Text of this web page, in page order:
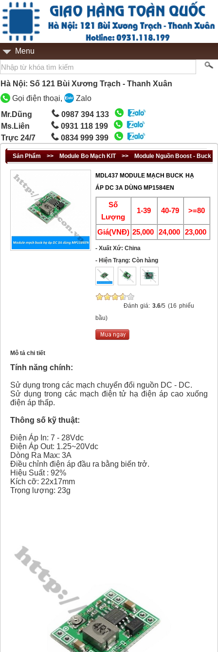
Menu
Hà Nội: Số 121 Bùi Xương Trạch - Thanh Xuân
Gọi điện thoại,
Zalo
Mr.Dũng
0987 394 133
Ms.Liên
0931 118 199
Trực 24/7
0834 999 399
Sản Phẩm >> Module Bo Mạch KIT>> Module Nguồn Boost - Buck
MDL437 MODULE MẠCH BUCK HẠ
ÁP DC 3A DÙNG MP1584EN
Số
Lượng
1-39 40-79 >=80
Giá(VNĐ) 25,000 24,000 23,000
- Xuất Xứ: China
- Hiện Trạng: Còn hàng
Đánh giá:3.6/5 (16 phiếu
bầu)
Mô tả chi tiết
Tính năng chính:
Sử dụng trong các mạch chuyển đổi nguồn DC - DC.
Sử dụng trong các mạch điện tử hạ điện áp cao xuống
điện áp thấp.
Thông số kỹ thuật:
Điện Áp In: 7 - 28Vdc
Điện Áp Out: 1.25~20Vdc
Dòng Ra Max: 3A
Điều chỉnh điện áp đầu ra bằng biến trở.
Hiệu Suất : 92%
Kích cỡ: 22x17mm
Trọng lượng: 23g